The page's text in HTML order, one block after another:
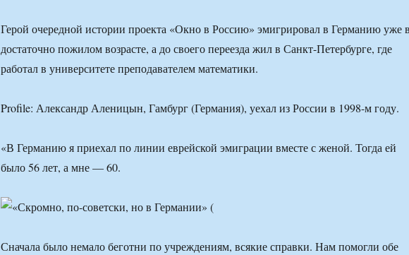
Герой очередной истории проекта «Окно в Россию» эмигрировал в Германию уже
достаточно пожилом возрасте, а до своего переезда жил в Санкт-Петербурге, где
работал в университете преподавателем математики.
Profile: Александр Аленицын, Гамбург (Германия), уехал из России в 1998-м году.
«В Германию я приехал по линии еврейской эмиграции вместе с женой. Тогда ей
было 56 лет, а мне — 60.
Сначала было немало беготни по учреждениям, всякие справки. Нам помогли обе